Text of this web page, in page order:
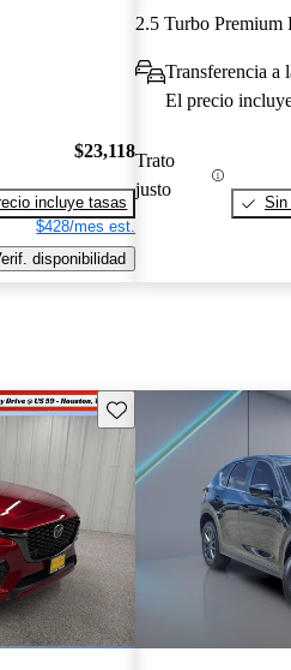
$23,118
incluye tasas
$428/mes est.
disponibilidad
2.5 Turbo Premium
Transferencia a
El precio
Trato
justo
Sin
Guarda este Aviso